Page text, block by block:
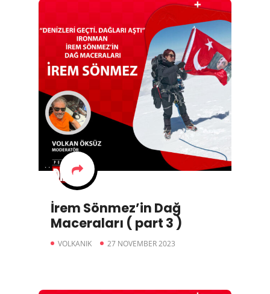
İrem Sönmez’in Dağ
Maceraları ( part 3 )
VOLKANIK 27 NOVEMBER 2023